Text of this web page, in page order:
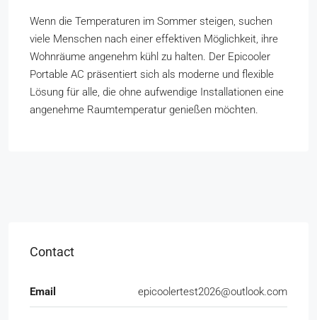
Wenn die Temperaturen im Sommer steigen, suchen
viele Menschen nach einer effektiven Möglichkeit, ihre
Wohnräume angenehm kühl zu halten. Der Epicooler
Portable AC präsentiert sich als moderne und flexible
Lösung für alle, die ohne aufwendige Installationen eine
angenehme Raumtemperatur genießen möchten.
Contact
Email epicoolertest2026@outlook.com